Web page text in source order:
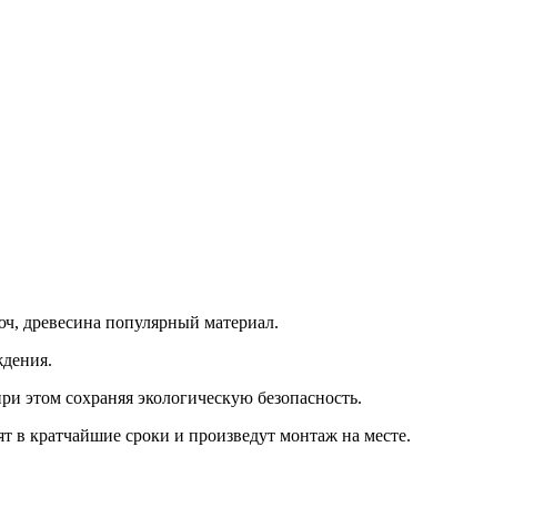
древесина популярный материал.
сохраняя экологическую безопасность.
в кратчайшие сроки и произведут монтаж на месте.